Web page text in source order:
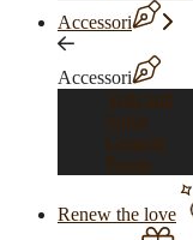
Accessori
Accessori
Vedi tutti
Spille
Gemelli
Penne
Renew the love